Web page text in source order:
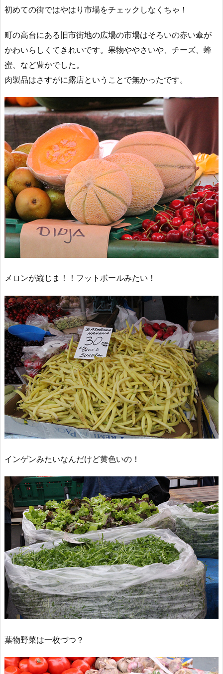
初めての街ではやはり市場をチェックしなくちゃ！
町の高台にある旧市街地の広場の市場はそろいの赤い傘が
かわいらしくてきれいです。果物ややさいや、チーズ、蜂
蜜、など豊かでした。
肉製品はさすがに露店ということで無かったです。
メロンが縦じま！！フットボールみたい！
インゲンみたいなんだけど黄色いの！
葉物野菜は一枚づつ？